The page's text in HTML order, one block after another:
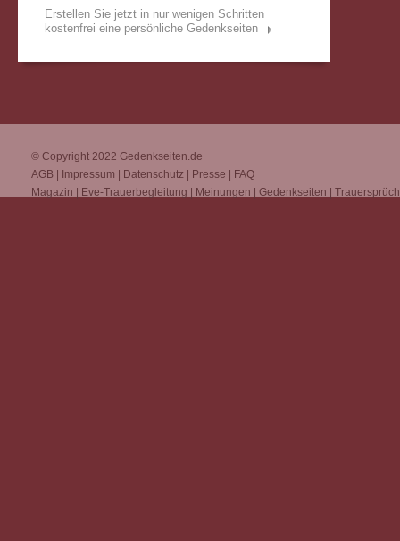
Erstellen Sie jetzt in nur wenigen Schritten
kostenfrei eine persönliche Gedenkseiten
© Copyright 2022 Gedenkseiten.de
AGB
Impressum Datenschutz Presse
FAQ
Magazin
Eve-Trauerbegleitung Meinungen Gedenkseiten